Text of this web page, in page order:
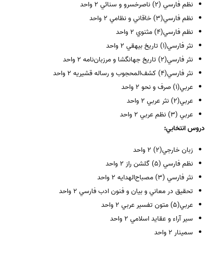
نظم فارسي (2) ناصرخسرو و سنائي 2 واحد
نظم فارسي(3) خاقاني و نظامي 2 واحد
نظم فارسي(4) مثنوي 2 واحد
نثر فارسي(1) تاريخ بيهقي 2 واحد
نثر فارسي(2) تاريخ جهانگشا و مرزبان‌نامه 2 واحد
نثر فارسي(4) کشف‌المحجوب و رساله قشيريه 2 واحد
عربي(1) صرف و نحو 2 واحد
عربي(2) نثر عربي 2 واحد
عربي (3) نظم عربي 2 واحد
دروس انتخابي:
زبان خارجي(2) 2 واحد
نظم فارسي (5) گلشن راز 2 واحد
نثر فارسي (3) مصباح‌الهدايه 2 واحد
تحقيق در معاني و بيان و فنون ادب فارسي 2 واحد
عربي(5) متون تفسير عربي 2 واحد
سير آراء و عقايد اسلامي 2 واحد
سمينار 2 واحد